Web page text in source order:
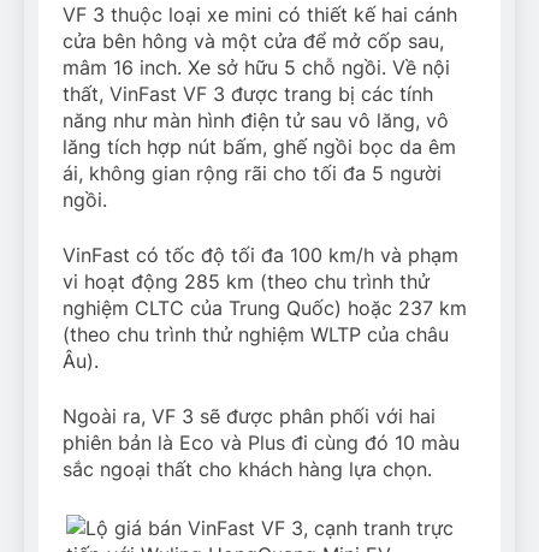
VF 3 thuộc loại xe mini có thiết kế hai cánh
cửa bên hông và một cửa để mở cốp sau,
mâm 16 inch. Xe sở hữu 5 chỗ ngồi. Về nội
thất, VinFast VF 3 được trang bị các tính
năng như màn hình điện tử sau vô lăng, vô
lăng tích hợp nút bấm, ghế ngồi bọc da êm
ái, không gian rộng rãi cho tối đa 5 người
ngồi.
VinFast có tốc độ tối đa 100 km/h và phạm
vi hoạt động 285 km (theo chu trình thử
nghiệm CLTC của Trung Quốc) hoặc 237 km
(theo chu trình thử nghiệm WLTP của châu
Âu).
Ngoài ra, VF 3 sẽ được phân phối với hai
phiên bản là Eco và Plus đi cùng đó 10 màu
sắc ngoại thất cho khách hàng lựa chọn.